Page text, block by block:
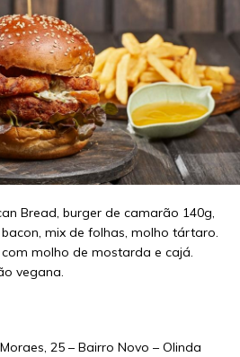
Bread, burger de camarão 140g,
mix de folhas, molho tártaro.
molho de mostarda e cajá.
vegana.
25 – Bairro Novo – Olinda